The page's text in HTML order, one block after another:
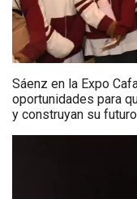
Sáenz en la Expo
oportunidades para
y construyan su